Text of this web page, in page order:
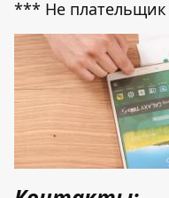
*** Не